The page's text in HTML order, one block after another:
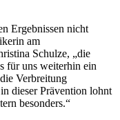
Ergebnissen nicht
am
Schulze, „die
für uns weiterhin ein
Verbreitung
dieser Prävention lohnt
besonders.“